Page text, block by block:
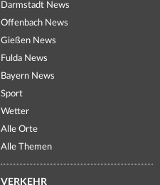
Darmstadt News
Offenbach News
Gießen News
Fulda News
Bayern News
Sport
Wetter
Alle Orte
Alle Themen
VERKEHR